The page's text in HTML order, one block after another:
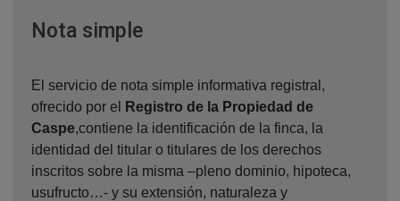
Nota simpleVentana nueva
El servicio de nota simple informativa registral,
ofrecido por el
Registro de la Propiedad de
Caspe,contiene la identificación de la finca, la
identidad del titular o titulares de los derechos
inscritos sobre la misma –pleno dominio, hipoteca,
usufructo…- y su extensión, naturaleza y